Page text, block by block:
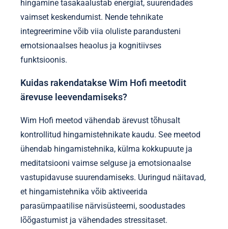
hingamine tasakaalustab energiat, suurendades
vaimset keskendumist. Nende tehnikate
integreerimine võib viia oluliste parandusteni
emotsionaalses heaolus ja kognitiivses
funktsioonis.
Kuidas rakendatakse Wim Hofi meetodit
ärevuse leevendamiseks?
Wim Hofi meetod vähendab ärevust tõhusalt
kontrollitud hingamistehnikate kaudu. See meetod
ühendab hingamistehnika, külma kokkupuute ja
meditatsiooni vaimse selguse ja emotsionaalse
vastupidavuse suurendamiseks. Uuringud näitavad,
et hingamistehnika võib aktiveerida
parasümpaatilise närvisüsteemi, soodustades
lõõgastumist ja vähendades stressitaset.